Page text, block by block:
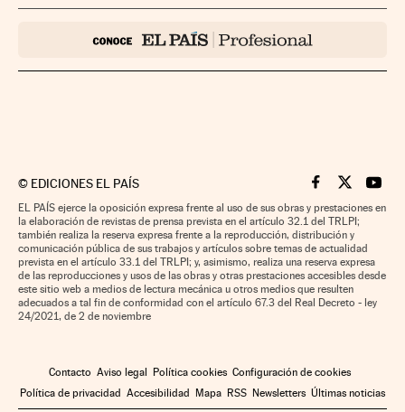
© EDICIONES EL PAÍS Cinco Días en
Cinco Días
Cinco
EL PAÍS ejerce la oposición expresa frente al uso de sus obras y prestaciones en
la elaboración de revistas de prensa prevista en el artículo 32.1 del TRLPI;
también realiza la reserva expresa frente a la reproducción, distribución y
comunicación pública de sus trabajos y artículos sobre temas de actualidad
prevista en el artículo 33.1 del TRLPI; y, asimismo, realiza una reserva expresa
de las reproducciones y usos de las obras y otras prestaciones accesibles desde
este sitio web a medios de lectura mecánica u otros medios que resulten
adecuados a tal fin de conformidad con el artículo 67.3 del Real Decreto - ley
24/2021, de 2 de noviembre
Contacto Aviso legal Política cookies Configuración de cookies
Política de privacidad Accesibilidad Mapa RSS Newsletters Últimas noticias